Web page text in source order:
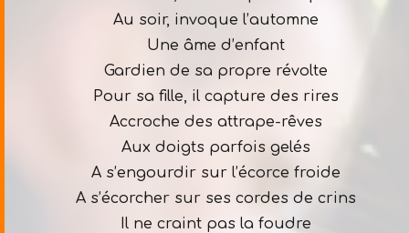
Au soir, invoque l’automne
Une âme d’enfant
Gardien de sa propre révolte
Pour sa fille, il capture des rires
Accroche des attrape-rêves
Aux doigts parfois gelés
A s’engourdir sur l’écorce froide
A s’écorcher sur ses cordes de crins
Il ne craint pas la foudre